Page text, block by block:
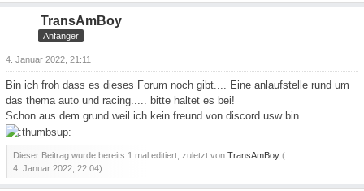
TransAmBoy
Anfänger
4. Januar 2022, 21:11
Bin ich froh dass es dieses Forum noch gibt.... Eine anlaufstelle rund um
das thema auto und racing..... bitte haltet es bei!
Schon aus dem grund weil ich kein freund von discord usw bin
Dieser Beitrag wurde bereits 1 mal editiert, zuletzt von TransAmBoy (
4. Januar 2022, 22:04)